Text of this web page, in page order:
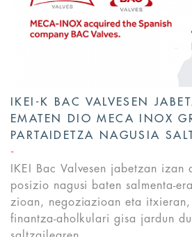
IKEI-K BAC VALVESEN
EMATEN DIO MECA INOX
PARTAIDETZA NAGUSIA
IKEI Bac Valvesen jabetzan izan
posizio nagusi baten salmenta-
zioan, negoziazioan eta
finantza-aholkulari gisa jardun